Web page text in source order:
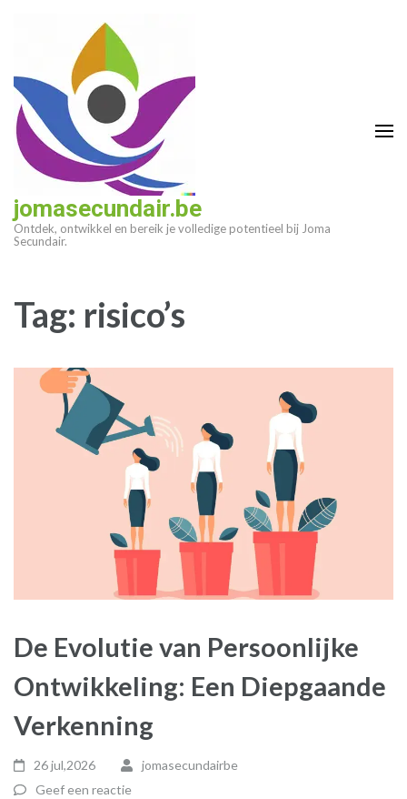
(druk
enter)
jomasecundair.be
Ontdek, ontwikkel en bereik je volledige potentieel bij Joma
Secundair.
Tag: risico’s
De Evolutie van Persoonlijke
Ontwikkeling: Een Diepgaande
Verkenning
26 jul,2026
jomasecundairbe
Geef een reactie